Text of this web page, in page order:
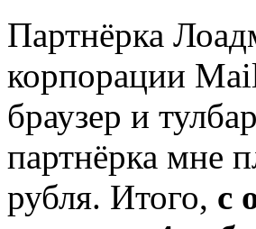
Партнёрка
корпорации
браузер и
партнёрка мне
рубля. Итого, с